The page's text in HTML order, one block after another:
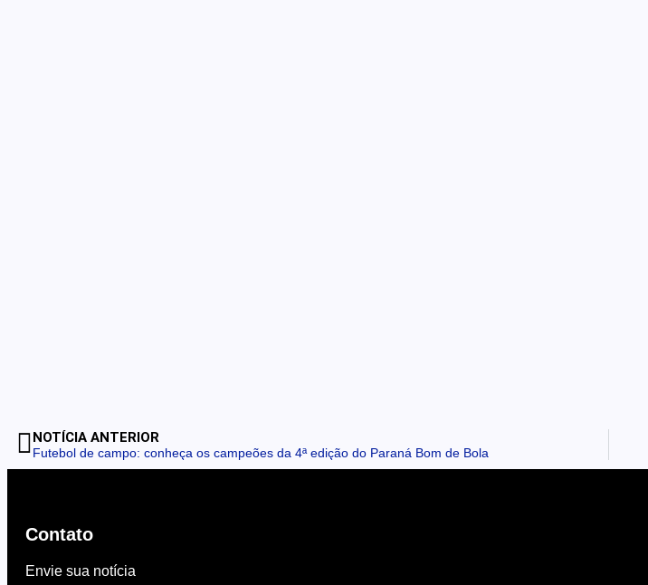
NOTÍCIA ANTERIOR
Futebol de campo: conheça os campeões da 4ª edição do Paraná Bom de Bola
Contato
Envie sua notícia